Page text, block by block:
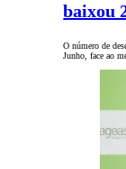
baixou
O número de
Junho, face ao